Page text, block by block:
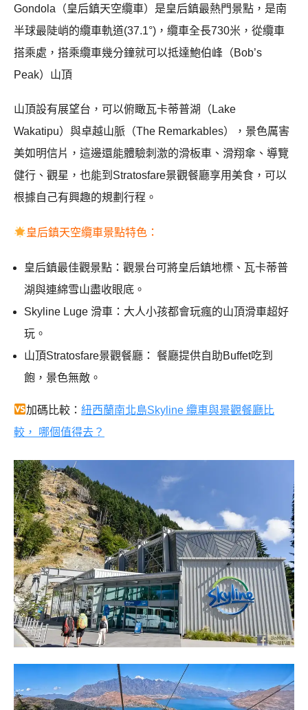
Gondola（皇后鎮天空纜車）是皇后鎮最熱門景點，是南
半球最陡峭的纜車軌道(37.1°)，纜車全長730米，從纜車
搭乘處，搭乘纜車幾分鐘就可以抵達鮑伯峰（Bob’s
Peak）山頂
山頂設有展望台，可以俯瞰瓦卡蒂普湖（Lake
Wakatipu）與卓越山脈（The Remarkables），景色厲害
美如明信片，這邊還能體驗刺激的滑板車、滑翔傘、導覽
健行、觀星，也能到Stratosfare景觀餐廳享用美食，可以
根據自己有興趣的規劃行程。
皇后鎮天空纜車景點特色：
皇后鎮最佳觀景點：觀景台可將皇后鎮地標、瓦卡蒂普
湖與連綿雪山盡收眼底。
Skyline Luge 滑車：大人小孩都會玩瘋的山頂滑車超好
玩。
山頂Stratosfare景觀餐廳： 餐廳提供自助Buffet吃到
飽，景色無敵。
加碼比較：紐西蘭南北島Skyline 纜車與景觀餐廳比
較， 哪個值得去？